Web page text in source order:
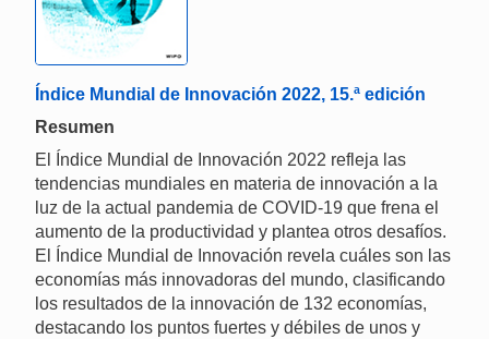
Índice Mundial de Innovación 2022, 15.ª edición
Resumen
El Índice Mundial de Innovación 2022 refleja las
tendencias mundiales en materia de innovación a la
luz de la actual pandemia de COVID-19 que frena el
aumento de la productividad y plantea otros desafíos.
El Índice Mundial de Innovación revela cuáles son las
economías más innovadoras del mundo, clasificando
los resultados de la innovación de 132 economías,
destacando los puntos fuertes y débiles de unos y